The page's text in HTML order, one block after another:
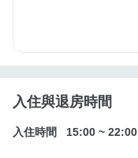
入住與退房時間
入住時間 15:00 ~ 22:00